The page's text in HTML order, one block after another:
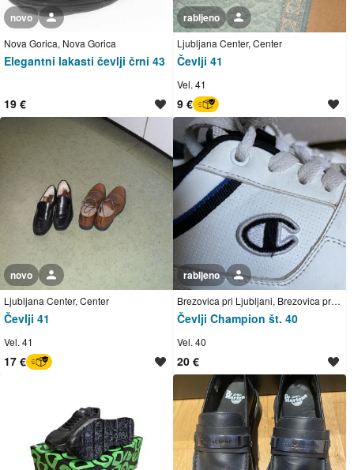
Elegantni lakasti čevlji črni 43
Nova Gorica, Nova Gorica
novo
19 €
Čevlji 41
Ljubljana Center, Center
rabljeno
Vel. 41
9 €
Čevlji 41
Ljubljana Center, Center
novo
Vel. 41
17 €
Čevlji Champion št. 40
Brezovica pri Ljubljani, Brezovica pri Ljubljani
rabljeno
Vel. 40
20 €